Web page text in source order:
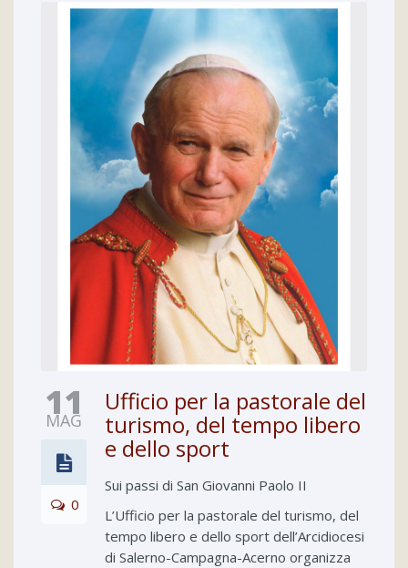
11
MAG
0
Ufficio per la pastorale del
turismo, del tempo libero
e dello sport
Sui passi di San Giovanni Paolo II
L’Ufficio per la pastorale del turismo, del
tempo libero e dello sport dell’Arcidiocesi
di Salerno-Campagna-Acerno organizza